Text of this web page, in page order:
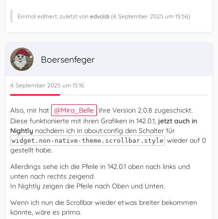
Einmal editiert, zuletzt von edvoldi (4. September 2025 um 15:56)
Boersenfeger
4. September 2025 um 15:16
Also, mir hat Mira_Belle
ihre Version 2.0.8 zugeschickt.
Diese funktionierte mit ihren Grafiken in 142.0.1, jetzt auch in
Nightly nachdem ich in about:config den Schalter für
widget.non-native-theme.scrollbar.style wieder auf 0
gestellt habe.
Allerdings sehe ich die Pfeile in 142.0.1 oben nach links und
unten nach rechts zeigend
In Nightly zeigen die Pfeile nach Oben und Unten.
Wenn ich nun die Scrollbar wieder etwas breiter bekommen
könnte, wäre es prima.